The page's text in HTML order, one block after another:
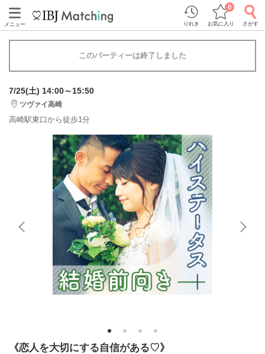
メニュー りれき お気に入り
0
さがす
このパーティーは終了しました
7/25(土) 14:00～15:50
ツヴァイ高崎
高崎駅東口から徒歩1分
1 2 3 4
《恋人を大切にする自信がある♡》